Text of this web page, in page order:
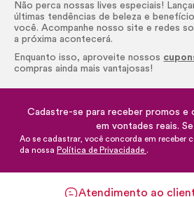
Não perca nossas lives especiais!
últimas tendências de beleza e
você. Acompanhe nosso site e redes
a próxima acontecerá.
Enquanto isso, aproveite nossos
compras ainda mais vantajosas!
Cadastre-se para receber promos e
em vontades reais.
Ao se cadastrar, você concorda em receber
da nossa Política de Privacidade .
Atendimento ao